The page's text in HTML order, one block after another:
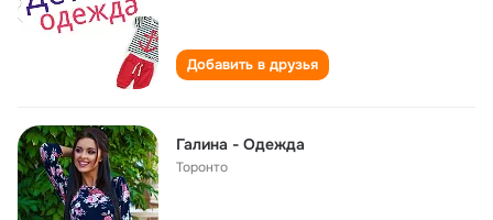
Добавить в друзья
Галина - Одежда
Торонто